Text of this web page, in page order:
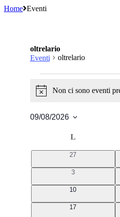
Home Eventi
oltrelario
Eventi
oltrelario
NoticeNon ci sono eventi
09/08/2026
Calendario
di
Eventi
L
0
27
0
3
010
017